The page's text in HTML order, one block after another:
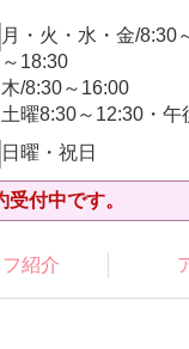
月・火・水・金/8:30
～18:30
木/8:30～16:00
土曜8:30～12:30・午
日曜・祝日
付中です。
紹介